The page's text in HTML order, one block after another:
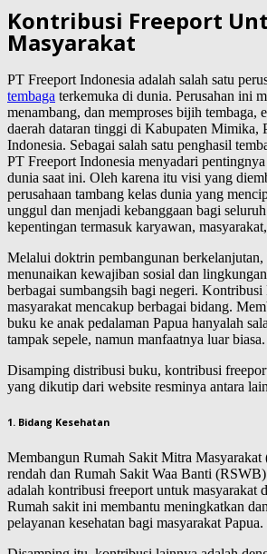
Kontribusi Freeport
Masyarakat
PT Freeport Indonesia adalah salah satu
tembaga terkemuka di dunia. Perusahan ini
menambang, dan memproses bijih tembaga,
daerah dataran tinggi di Kabupaten Mimika,
Indonesia. Sebagai salah satu penghasil
PT Freeport Indonesia menyadari
dunia saat ini. Oleh karena itu visi yang
perusahaan tambang kelas dunia yang
unggul dan menjadi kebanggaan bagi
kepentingan termasuk karyawan,
Melalui doktrin pembangunan
menunaikan kewajiban sosial dan
berbagai sumbangsih bagi negeri.
masyarakat mencakup berbagai bidang.
buku ke anak pedalaman Papua hanyalah
tampak sepele, namun manfaatnya luar biasa.
Disamping distribusi buku, kontribusi
yang dikutip dari website resminya antara
1. Bidang Kesehatan
Membangun Rumah Sakit Mitra
rendah dan Rumah Sakit Waa Banti
adalah kontribusi freeport untuk masyarakat
Rumah sakit ini membantu meningkatkan
pelayanan kesehatan bagi masyarakat Papua.